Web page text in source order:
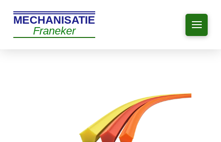
MECHANISATIE
Franeker